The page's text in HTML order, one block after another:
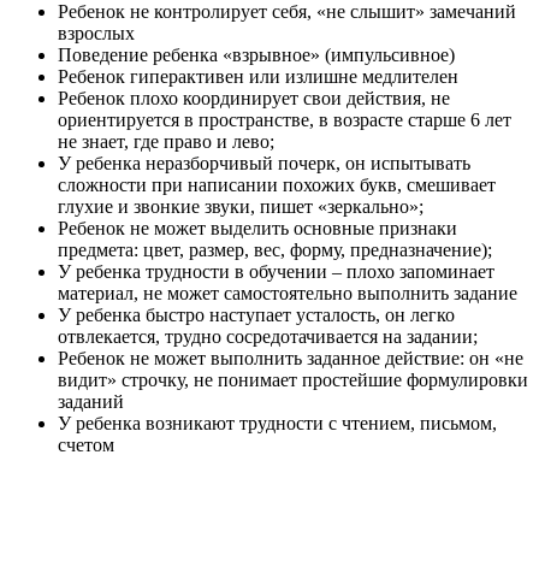
Ребенок не контролирует себя, «не слышит» замечаний
взрослых
Поведение ребенка «взрывное» (импульсивное)
Ребенок гиперактивен или излишне медлителен
Ребенок плохо координирует свои действия, не
ориентируется в пространстве, в возрасте старше 6 лет
не знает, где право и лево;
У ребенка неразборчивый почерк, он испытывать
сложности при написании похожих букв, смешивает
глухие и звонкие звуки, пишет «зеркально»;
Ребенок не может выделить основные признаки
предмета: цвет, размер, вес, форму, предназначение);
У ребенка трудности в обучении – плохо запоминает
материал, не может самостоятельно выполнить задание
У ребенка быстро наступает усталость, он легко
отвлекается, трудно сосредотачивается на задании;
Ребенок не может выполнить заданное действие: он «не
видит» строчку, не понимает простейшие формулировки
заданий
У ребенка возникают трудности с чтением, письмом,
счетом